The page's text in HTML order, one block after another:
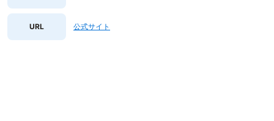
URL 公式サイト